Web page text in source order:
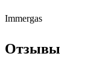
Immergas
Отзывы